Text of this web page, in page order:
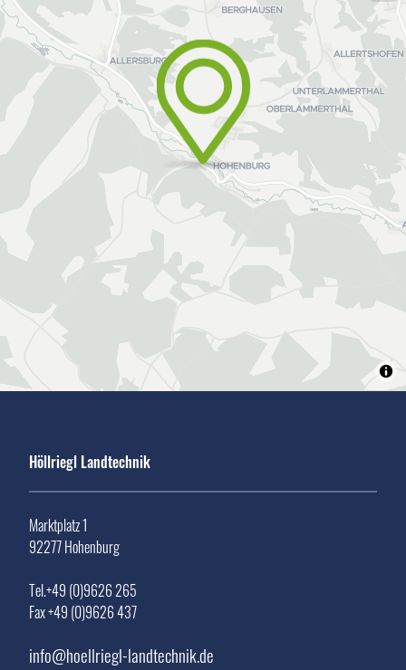
Höllriegl Landtechnik
Marktplatz 1
92277 Hohenburg
Tel.+49 (0)9626 265
Fax +49 (0)9626 437
info@hoellriegl-landtechnik.de